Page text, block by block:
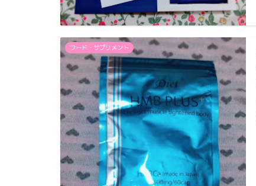
フード・サプリメント